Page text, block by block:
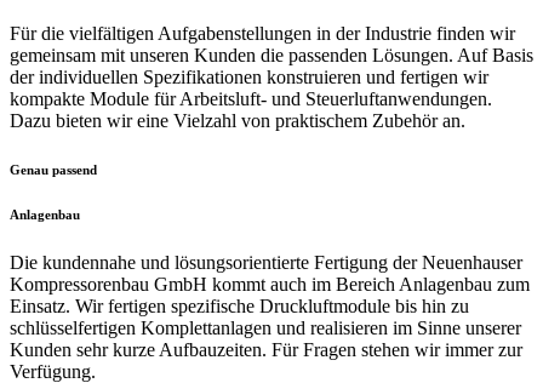
Für die vielfältigen Aufgabenstellungen in der Industrie finden wir
gemeinsam mit unseren Kunden die passenden Lösungen. Auf Basis
der individuellen Spezifikationen konstruieren und fertigen wir
kompakte Module für Arbeitsluft- und Steuerluftanwendungen.
Dazu bieten wir eine Vielzahl von praktischem Zubehör an.
Genau passend
Anlagenbau
Die kundennahe und lösungsorientierte Fertigung der Neuenhauser
Kompressorenbau GmbH kommt auch im Bereich Anlagenbau zum
Einsatz. Wir fertigen spezifische Druckluftmodule bis hin zu
schlüsselfertigen Komplettanlagen und realisieren im Sinne unserer
Kunden sehr kurze Aufbauzeiten. Für Fragen stehen wir immer zur
Verfügung.